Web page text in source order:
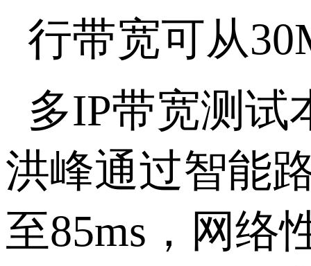
行带宽可从
多IP带宽测试
洪峰通过智能
至85ms ，网络